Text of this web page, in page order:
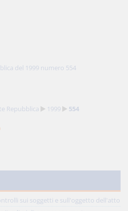
del 1999 numero 554
Repubblica 1999 554
sui soggetti e sull'oggetto dell'atto